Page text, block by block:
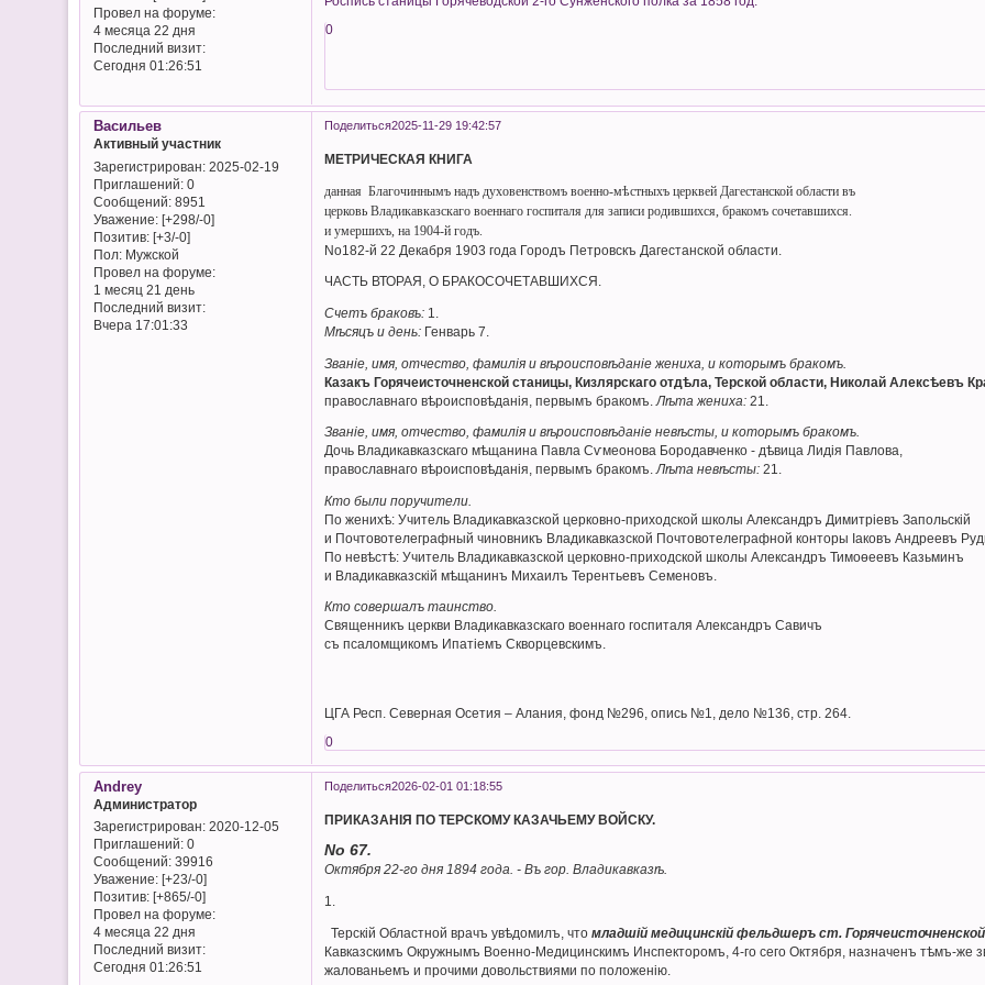
Провел на форуме:
4 месяца 22 дня
Последний визит:
Сегодня 01:26:51
0
Поделиться2025-11-29 19:42:57
Васильев
Активный участник
Зарегистрирован: 2025-02-19
Приглашений:0
Сообщений:8951
Уважение: [+298/-0]
Позитив: [+3/-0]
Пол:Мужской
Провел на форуме:
1 месяц 21 день
Последний визит:
Вчера 17:01:33
МЕТРИЧЕСКАЯ КНИГА
данная Благочиннымъ надъ духовенствомъ военно-мѣстныхъ церквей Дагестанской области въ
церковь Владикавказскаго военнаго госпиталя для записи родившихся, бракомъ сочетавшихся.
и умершихъ, на 1904-й годъ.
No182-й 22 Декабря 1903 года Городъ Петровскъ Дагестанской области.
ЧАСТЬ ВТОРАЯ, О БРАКОСОЧЕТАВШИХСЯ.
Счетъ браковъ: 1.
Мѣсяцъ и день: Генварь 7.
Званіе, имя, отчество, фамилія и вѣроисповѣданіе жениха, и которымъ бракомъ.
Казакъ Горячеисточненской станицы, Кизлярскаго отдѣла, Терской области, Николай Алексѣевъ
православнаго вѣроисповѣданія, первымъ бракомъ.
Лѣта жениха:21.
Званіе, имя, отчество, фамилія и вѣроисповѣданіе невѣсты, и которымъ бракомъ.
Дочь Владикавказскаго мѣщанина Павла Сѵмеонова Бородавченко - дѣвица Лидія Павлова,
православнаго вѣроисповѣданія, первымъ бракомъ.Лѣта невѣсты: 21.
Кто были поручители.
По женихѣ: Учитель Владикавказской церковно-приходской школы Александръ Димитріевъ Запольскій
и Почтовотелеграфный чиновникъ Владикавказской Почтовотелеграфной конторы Іаковъ Андреевъ
По невѣстѣ: Учитель Владикавказской церковно-приходской школы Александръ Тимоѳеевъ Казьминъ
и Владикавказскій мѣщанинъ Михаилъ Терентьевъ Семеновъ.
Кто совершалъ таинство.
Священникъ церкви Владикавказскаго военнаго госпиталя Александръ Савичъ
съ псаломщикомъ Ипатіемъ Скворцевскимъ.
ЦГА Респ. Северная Осетия – Алания, фонд №296, опись №1, дело №136, стр. 264.
0
Поделиться2026-02-01 01:18:55
Andrey
Администратор
Зарегистрирован: 2020-12-05
Приглашений:0
Сообщений:39916
Уважение: [+23/-0]
Позитив: [+865/-0]
Провел на форуме:
4 месяца 22 дня
Последний визит:
Сегодня 01:26:51
ПРИКАЗАНІЯ ПО ТЕРСКОМУ КАЗАЧЬЕМУ ВОЙСКУ.
No 67.
Октября 22-го дня 1894 года. - Въ гор. Владикавказѣ.
1.
Терскій Областной врачъ увѣдомилъ, чтомладшій медицинскій фельдшеръ ст.
Кавказскимъ Окружнымъ Военно-Медицинскимъ Инспекторомъ, 4-го сего Октября, назначенъ тѣмъ-же
жалованьемъ и прочими довольствиями по положенію.